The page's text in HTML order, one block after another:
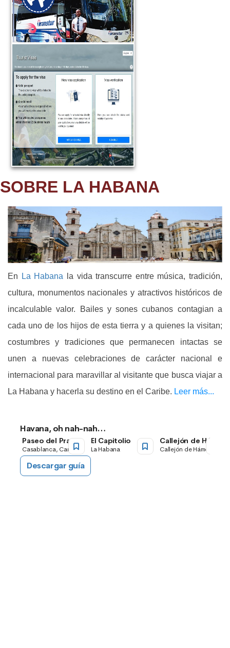
ciudad Leer Más
Nuevo sistema de
gestión de visas
de turismo electrónicas en
Cuba denominado Evisa
Leer Más
SOBRE LA HABANA
En La Habana la vida transcurre entre música, tradición,
cultura, monumentos nacionales y atractivos históricos de
incalculable valor. Bailes y sones cubanos contagian a
cada uno de los hijos de esta tierra y a quienes la visitan;
costumbres y tradiciones que permanecen intactas se
unen a nuevas celebraciones de carácter nacional e
internacional para maravillar al visitante que busca viajar a
La Habana y hacerla su destino en el Caribe. Leer más...